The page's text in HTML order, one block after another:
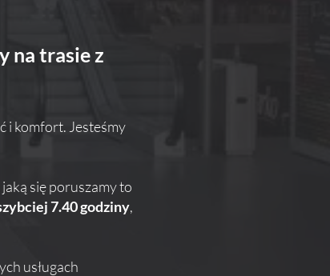
na trasie z
i komfort. Jesteśmy
jaką się poruszamy to
7.40 godziny,
usługach